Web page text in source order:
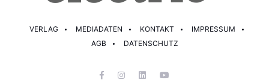
VERLAG MEDIADATEN KONTAKT
IMPRESSUM
AGB
DATENSCHUTZ